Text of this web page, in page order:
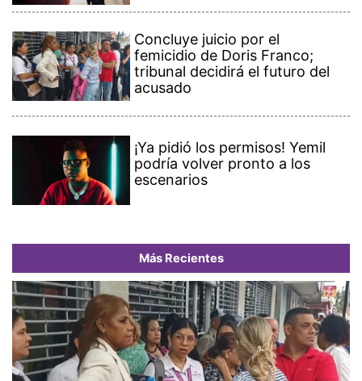
Concluye juicio por el
femicidio de Doris Franco;
tribunal decidirá el futuro del
acusado
¡Ya pidió los permisos! Yemil
podría volver pronto a los
escenarios
Más Recientes